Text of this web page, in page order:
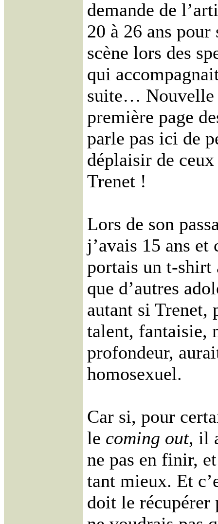
demande de
20 à 26 ans pour
scène lors des
qui
suite… Nouvelle
première page
parle pas ici de
déplaisir de
Trenet !
Lors de son
j’avais 15 ans et
portais un t-shirt
que d’autres
autant si Trenet,
talent, fantaisie,
profondeur,
homosexuel.
Car si, pour
le coming out, il
ne pas en finir,
tant mieux. Et
doit le récupérer